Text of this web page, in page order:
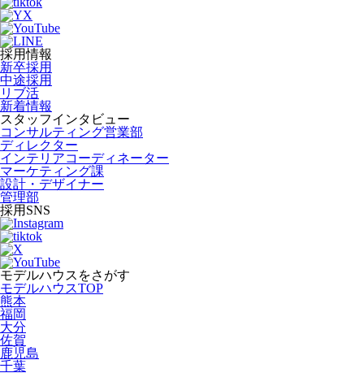
採用情報
新卒採用
中途採用
リブ活
新着情報
スタッフインタビュー
コンサルティング営業部
ディレクター
インテリアコーディネーター
マーケティング課
設計・デザイナー
管理部
採用SNS
モデルハウスをさがす
モデルハウスTOP
熊本
福岡
大分
佐賀
鹿児島
千葉